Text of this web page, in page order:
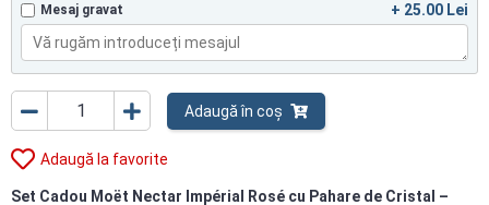
Mesaj gravat + 25.00 Lei
Adaugă în coș
Adaugă la favorite
Set Cadou Moët Nectar Impérial Rosé cu Pahare de Cristal –